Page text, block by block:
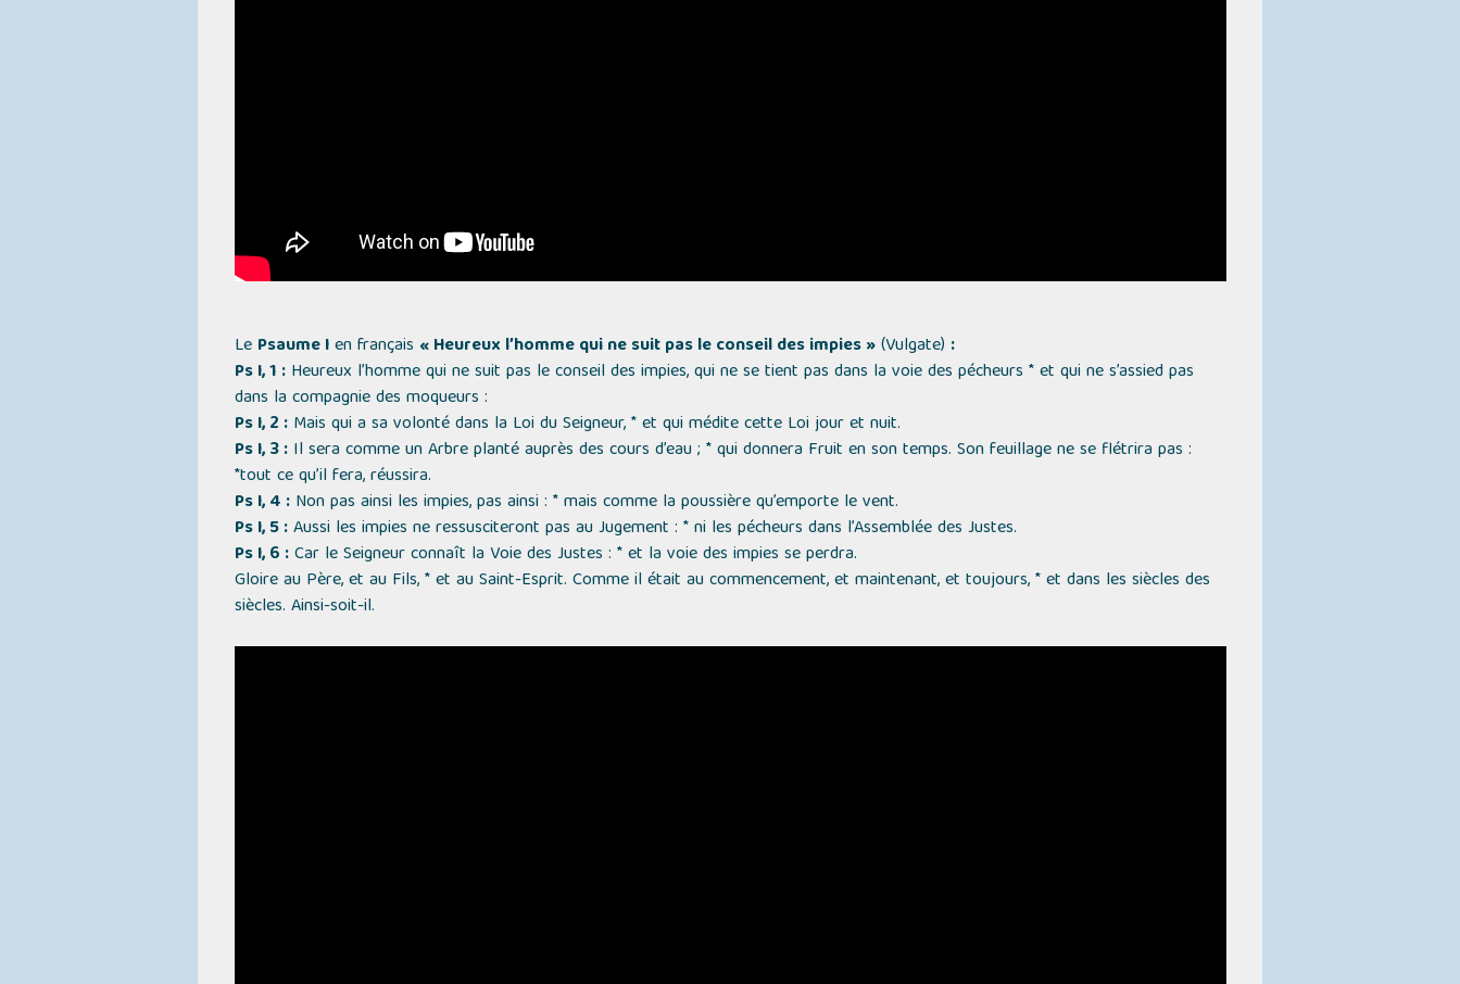
Le Psaume Ien français « Heureux l’homme qui ne suit pas le conseil des impies »(Vulgate) :
Ps I, 1 :Heureux l’homme qui ne suit pas le conseil des impies, qui ne se tient pas dans la voie des pécheurs * et qui ne s’assied pas
dans la compagnie des moqueurs :
Ps I, 2 :Mais qui a sa volonté dans la Loi du Seigneur, * et qui médite cette Loi jour et nuit.
Ps I, 3 :Il sera comme un Arbre planté auprès des cours d’eau ; * qui donnera Fruit en son temps. Son feuillage ne se flétrira pas :
*tout ce qu’il fera, réussira.
Ps I, 4 :Non pas ainsi les impies, pas ainsi : * mais comme la poussière qu’emporte le vent.
Ps I, 5 :Aussi les impies ne ressusciteront pas au Jugement : * ni les pécheurs dans l’Assemblée des Justes.
Ps I, 6 :Car le Seigneur connaît la Voie des Justes : * et la voie des impies se perdra.
Gloire au Père, et au Fils, * et au Saint-Esprit. Comme il était au commencement, et maintenant, et toujours, * et dans les siècles des
siècles. Ainsi-soit-il.